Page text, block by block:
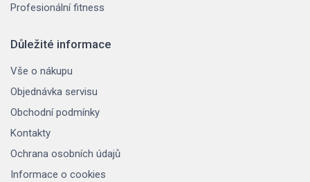
Profesionální fitness
Důležité informace
Vše o nákupu
Objednávka servisu
Obchodní podmínky
Kontakty
Ochrana osobních údajů
Informace o cookies